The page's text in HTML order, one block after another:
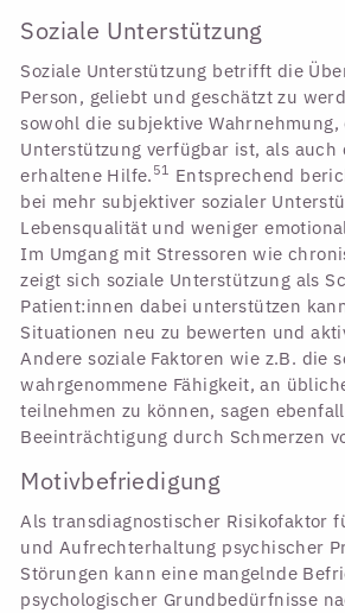
Soziale Unterstützung
Soziale Unterstützung betrifft die
Person, geliebt und geschätzt zu
sowohl die subjektive Wahrnehmung,
Unterstützung verfügbar ist, als auch
erhaltene Hilfe. 51 Entsprechend
bei mehr subjektiver sozialer
Lebensqualität und weniger
Im Umgang mit Stressoren wie
zeigt sich soziale Unterstützung als
Patient:innen dabei unterstützen
Situationen neu zu bewerten und
Andere soziale Faktoren wie z.B. die
wahrgenommene Fähigkeit, an
teilnehmen zu können, sagen
Beeinträchtigung durch Schmerzen
Motivbefriedigung
Als transdiagnostischer Risikofaktor
und Aufrechterhaltung psychischer
Störungen kann eine mangelnde
psychologischer Grundbedürfnisse